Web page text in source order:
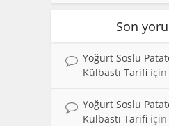
Son
Yoğurt Soslu
Külbastı Tarifi için
Yoğurt Soslu
Külbastı Tarifi için